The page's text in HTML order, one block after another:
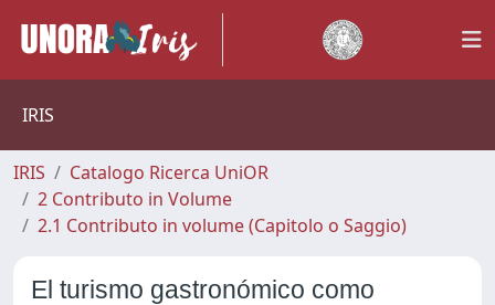
IRIS
IRIS
Catalogo Ricerca UniOR
2 Contributo in Volume
2.1 Contributo in volume (Capitolo o Saggio)
El turismo gastronómico como